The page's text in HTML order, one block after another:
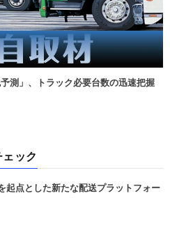
測」、トラック必要台数の迅速把握
ェック
点とした新たな配送プラットフォー